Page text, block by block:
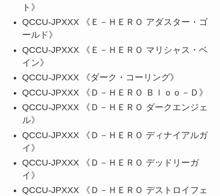
ト》
QCCU-JPXXX 《Ｅ－ＨＥＲＯ アダスター・ゴ
ールド》
QCCU-JPXXX 《Ｅ－ＨＥＲＯ マリシャス・ベ
イン》
QCCU-JPXXX 《ダーク・コーリング》
QCCU-JPXXX 《Ｄ－ＨＥＲＯ Ｂｌｏｏ－Ｄ》
QCCU-JPXXX 《Ｄ－ＨＥＲＯ ダークエンジェ
ル》
QCCU-JPXXX 《Ｄ－ＨＥＲＯ ディナイアルガ
イ》
QCCU-JPXXX 《Ｄ－ＨＥＲＯ デッドリーガ
イ》
QCCU-JPXXX 《Ｄ－ＨＥＲＯ デストロイフェ